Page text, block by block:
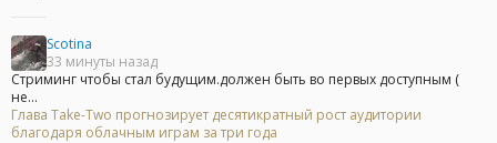
Scotina
33 минуты назад
Стриминг чтобы стал будущим.должен быть во первых доступным (
не...
Глава Take-Two прогнозирует десятикратный рост аудитории
благодаря облачным играм за три года